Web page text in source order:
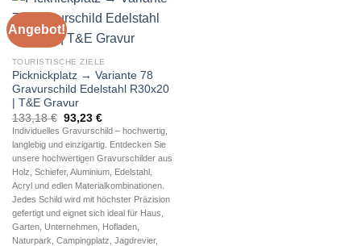
Angebot!
TOURISTISCHE ZIELE
Picknickplatz → Variante 78
Gravurschild Edelstahl R30x20
| T&E Gravur
133,18€ Ursprünglicher
Preis
war:
133,18 €
93,23 €Aktueller
Preis
ist:
93,23 €.
Individuelles Gravurschild – hochwertig,
langlebig und einzigartig. Entdecken Sie
unsere hochwertigen Gravurschilder aus
Holz, Schiefer, Aluminium, Edelstahl,
Acryl und edlen Materialkombinationen.
Jedes Schild wird mit höchster Präzision
gefertigt und eignet sich ideal für Haus,
Garten, Unternehmen, Hofladen,
Naturpark, Campingplatz, Jagdrevier,